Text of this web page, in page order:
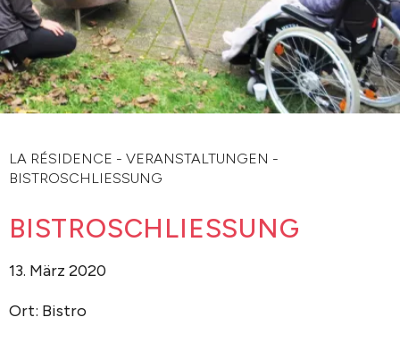
LA RÉSIDENCE - VERANSTALTUNGEN -
BISTROSCHLIESSUNG
BISTROSCHLIESSUNG
13. März 2020
Ort: Bistro